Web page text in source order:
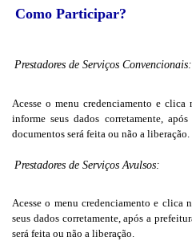
Como Participar?
Prestadores de Serviços Convencionais:
Acesse o menu credenciamento e
informe seus dados corretamente,
documentos será feita ou não a liberação.
Prestadores de Serviços Avulsos:
Acesse o menu credenciamento e
seus dados corretamente, após a
será feita ou não a liberação.